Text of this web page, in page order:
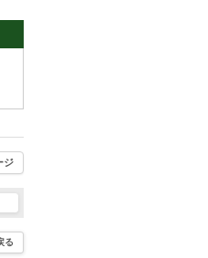
ジ
る